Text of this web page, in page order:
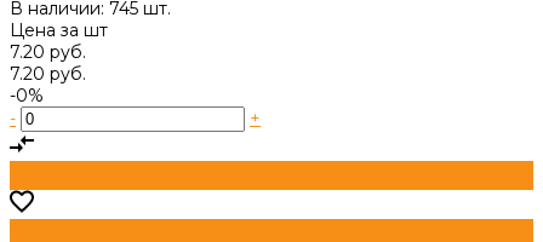
В наличии: 745 шт.
Цена за шт
7.20 руб.
7.20 руб.
-0%
-
+